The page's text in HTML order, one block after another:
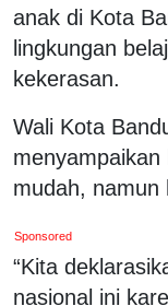
anak di Kota
lingkungan
kekerasan.
Wali Kota
menyampaikan
mudah, namun
Sponsored
“Kita
nasional ini